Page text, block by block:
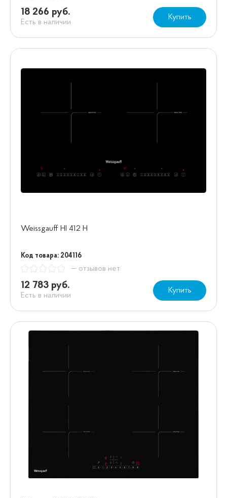
18 266 руб.
Есть в наличии
Купить
Weissgauff HI 412 H
Код товара: 204116
— отзывов нет
12 783 руб.
Есть в наличии
Купить